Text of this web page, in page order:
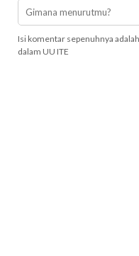
Isi komentar sepenuhnya
dalam UU ITE